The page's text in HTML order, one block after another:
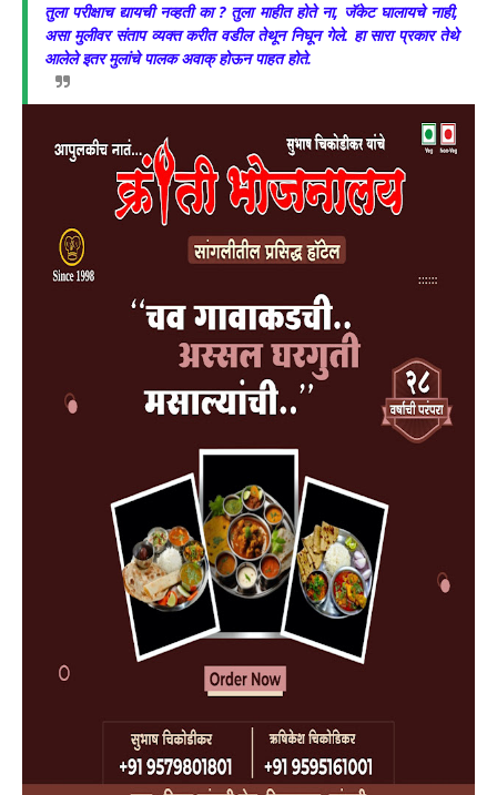
तुला परीक्षाच द्यायची नव्हती का ? तुला माहीत होते ना, जॅकेट घालायचे नाही,
असा मुलीवर संताप व्यक्त करीत वडील तेथून निघून गेले. हा सारा प्रकार तेथे
आलेले इतर मुलांचे पालक अवाक् होऊन पाहत होते.